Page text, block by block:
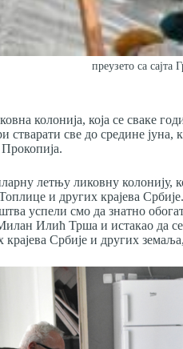
преузето са сајта
колонија, која се сваке
стварати све до средине
летњу ликовну колонију,
и других крајева
успели смо да знатно
Илић Трша и истакао да
Србије и других